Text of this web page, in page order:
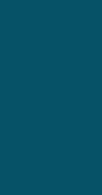
& Dialogue is a web radio
para alegrarte el día.
English-language locally